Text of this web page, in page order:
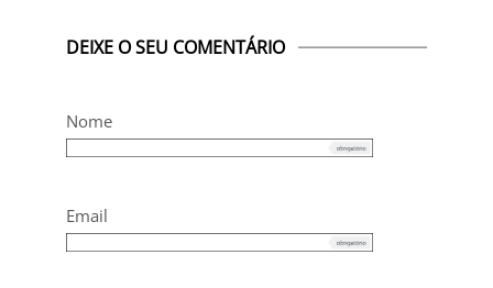
DEIXE O SEU COMENTÁRIO
Nome
Email